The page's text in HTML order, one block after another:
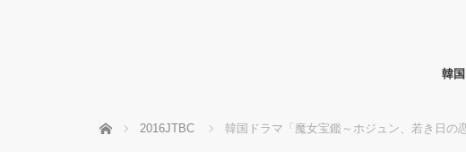
韓
ホーム 2016JTBC 韓国ドラマ「魔女宝鑑～ホジュン、若き日の